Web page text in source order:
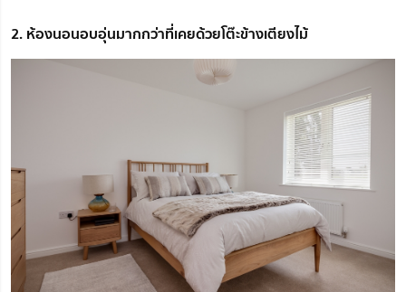
2. ห้องนอนอบอุ่นมากกว่าที่เคยด้วยโต๊ะข้างเตียงไม้